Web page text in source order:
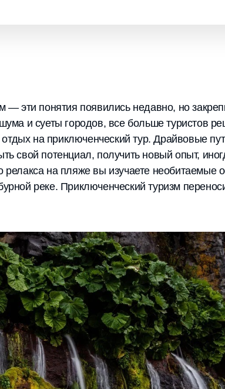
— эти понятия появились недавно, но
и суеты городов, все больше туристов
на приключенческий тур. Драйвовые
свой потенциал, получить новый опыт,
на пляже вы изучаете необитаемые
реке. Приключенческий туризм